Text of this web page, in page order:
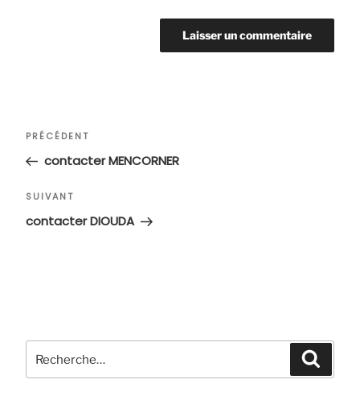
Navigation
l’article
Article
précédent
PRÉCÉDENT
contacter MENCORNER
Article
suivant
SUIVANT
contacter DIOUDA
pour